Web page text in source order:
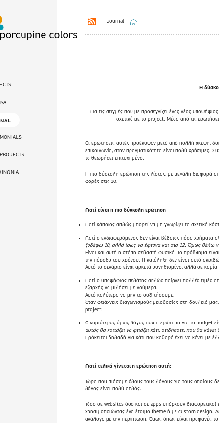
Journal
Η
Για τις στιγμές που με προσεγγίζει ένας νέος
σχετικά με το project. Μέσα από τις
Οι ερωτήσεις αυτές προέκυψαν μετά από πολλή σκέψη,
επικοινωνία, στην πραγματικότητα είναι πολύ χρήσιμες.
το θεωρήσει επιτυχημένο.
Η πιο δύσκολη ερώτηση της λίστας, με μεγάλη διαφορά
φορές στις 10.
Γιατί είναι η πιο δύσκολη ερώτηση
Γιατί κάποιος απλώς μπορεί να μη γνωρίζει τα σχετικά
Γιατί ο ενδιαφερόμενος δεν είναι βέβαιος πόσα
ξοδέψω 10, αλλά ίσως να έφτανα και στα 12. Όμως θέλω
Είναι και αυτή η στάση σεβαστή φυσικά. Το πρόβλημα
την πάροδο του χρόνου. Η κατάληξη δεν είναι αυτό
Αυτό το σενάριο είναι αρκετά συνηθισμένο, αλλά σε
Γιατί ο υποψήφιος πελάτης απλώς παίρνει πολλές τιμές
εξαρχής να μιλήσει με νούμερα.
Αυτό καλύτερα να μην το συζητήσουμε.
Όταν φτιάχνεις διαγωνισμούς μειοδοσίας στη δουλειά
project!
Ο κυριότερος όμως λόγος που η ερώτηση για το budget
αυτός θα κοιτάξει να φτιάξει κάτι, οτιδήποτε, που θα
Πρόκειται δηλαδή για κάτι που καθαρά έχει να κάνει με
Γιατί τελικά γίνεται η ερώτηση αυτή;
Τώρα που πιάσαμε όλους τους λόγους για τους οποίους
λόγος είναι πολύ απλός.
Τόσο σε websites όσο και σε apps υπάρχουν διαφορετικοί
χρησιμοποιώντας ένα έτοιμο theme ή με custom design.
ανάλογα με την περίπτωση. Όμως όπως είναι προφανές